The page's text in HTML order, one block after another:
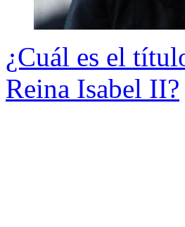
¿Cuál es el
Reina Isabel II?